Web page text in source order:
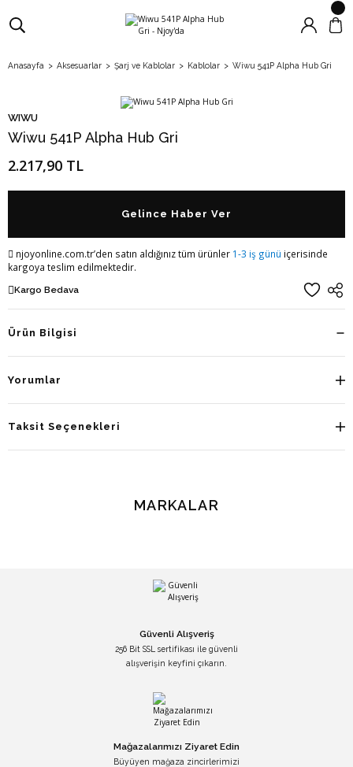
Anasayfa Aksesuarlar Şarj ve Kablolar Kablolar Wiwu 541P Alpha Hub Gri
WIWU
Wiwu 541P Alpha Hub Gri
2.217,90 TL
Gelince Haber Ver
njoyonline.com.tr’den satın aldığınız tüm ürünler 1-3 iş günü içerisinde
kargoya teslim edilmektedir.
Kargo Bedava
Ürün Bilgisi
Yorumlar
Taksit Seçenekleri
MARKALAR
Güvenli Alışveriş
256 Bit SSL sertifikası ile güvenli
alışverişin keyfini çıkarın.
Mağazalarımızı Ziyaret Edin
Büyüyen mağaza zincirlerimizi